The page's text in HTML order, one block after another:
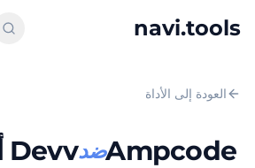
navi.tools
العودة إلى الأداة
AmpcodeضدDevv